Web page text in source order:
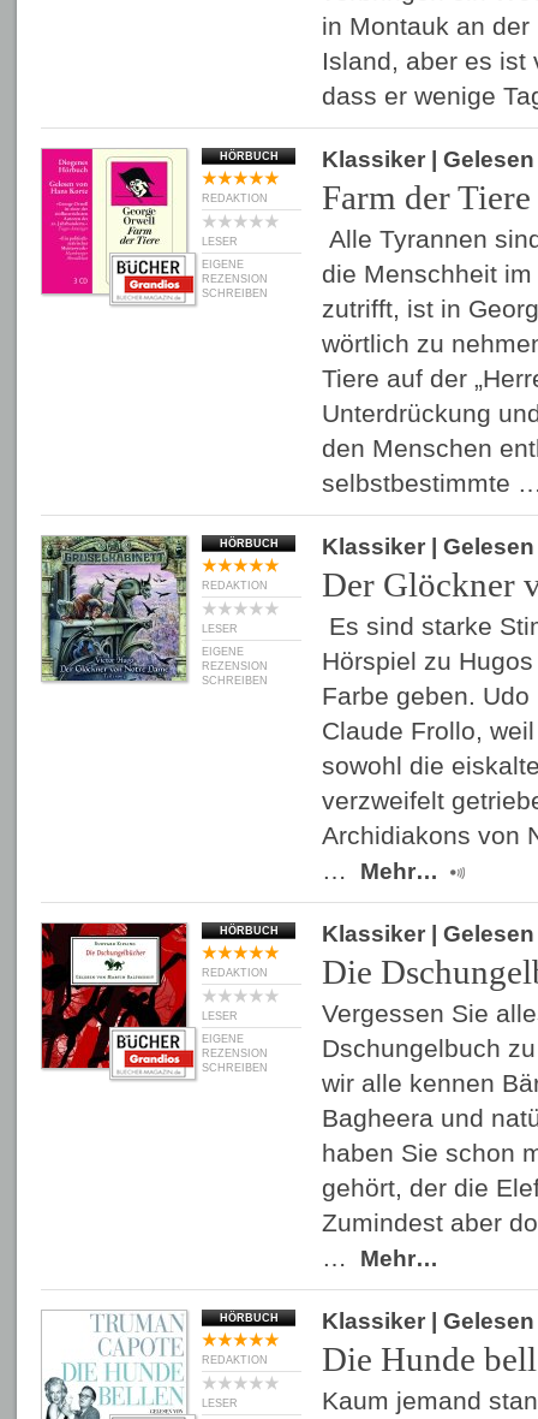
in Montauk an
Island, aber es ist
dass er wenige
HÖRBUCH
REDAKTION
LESER
EIGENE
REZENSION
SCHREIBEN
Klassiker |
Farm der Tiere
Alle Tyrannen
die Menschheit
zutrifft, ist in
wörtlich zu
Tiere auf der
Unterdrückung
den Menschen
selbstbestimmte
HÖRBUCH
REDAKTION
LESER
EIGENE
REZENSION
SCHREIBEN
Klassiker |
Der Glöckner
Es sind starke
Hörspiel zu
Farbe geben.
Claude Frollo,
sowohl die
verzweifelt
Archidiakons von
…
Mehr…
HÖRBUCH
REDAKTION
LESER
EIGENE
REZENSION
SCHREIBEN
Klassiker |
Die
Vergessen Sie
Dschungelbuch
wir alle kennen
Bagheera und
haben Sie schon
gehört, der die
Zumindest aber
…
Mehr…
HÖRBUCH
REDAKTION
LESER
Klassiker |
Die Hunde
Kaum jemand